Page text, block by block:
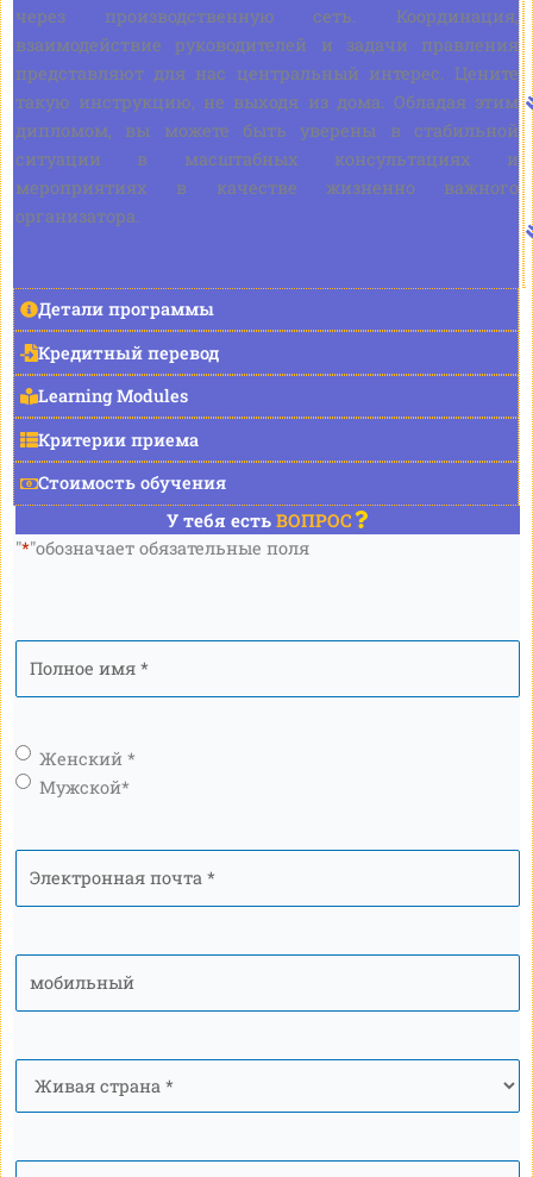
Детали программы
Кредитный перевод
Learning Modules
Критерии приема
Стоимость обучения
через производственную сеть. Координация,
взаимодействие руководителей и задачи правления
представляют для нас центральный интерес. Цените
такую инструкцию, не выходя из дома. Обладая этим
дипломом, вы можете быть уверены в стабильной
ситуации в масштабных консультациях и
мероприятиях в качестве жизненно важного
организатора.
У тебя есть ВОПРОС
"*"обозначает обязательные поля
имя*
Пол*
Женский *
Мужской*
почта*